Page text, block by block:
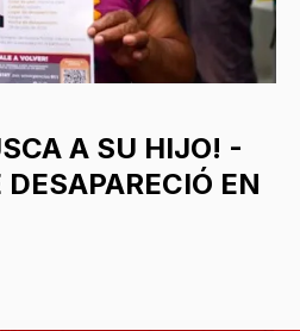
A SU HIJO! -
EN